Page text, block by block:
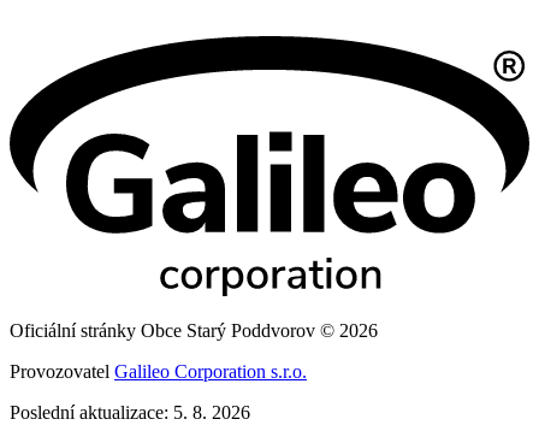
Oficiální stránky Obce Starý Poddvorov © 2026
Provozovatel Galileo Corporation s.r.o.
Poslední aktualizace: 5. 8. 2026